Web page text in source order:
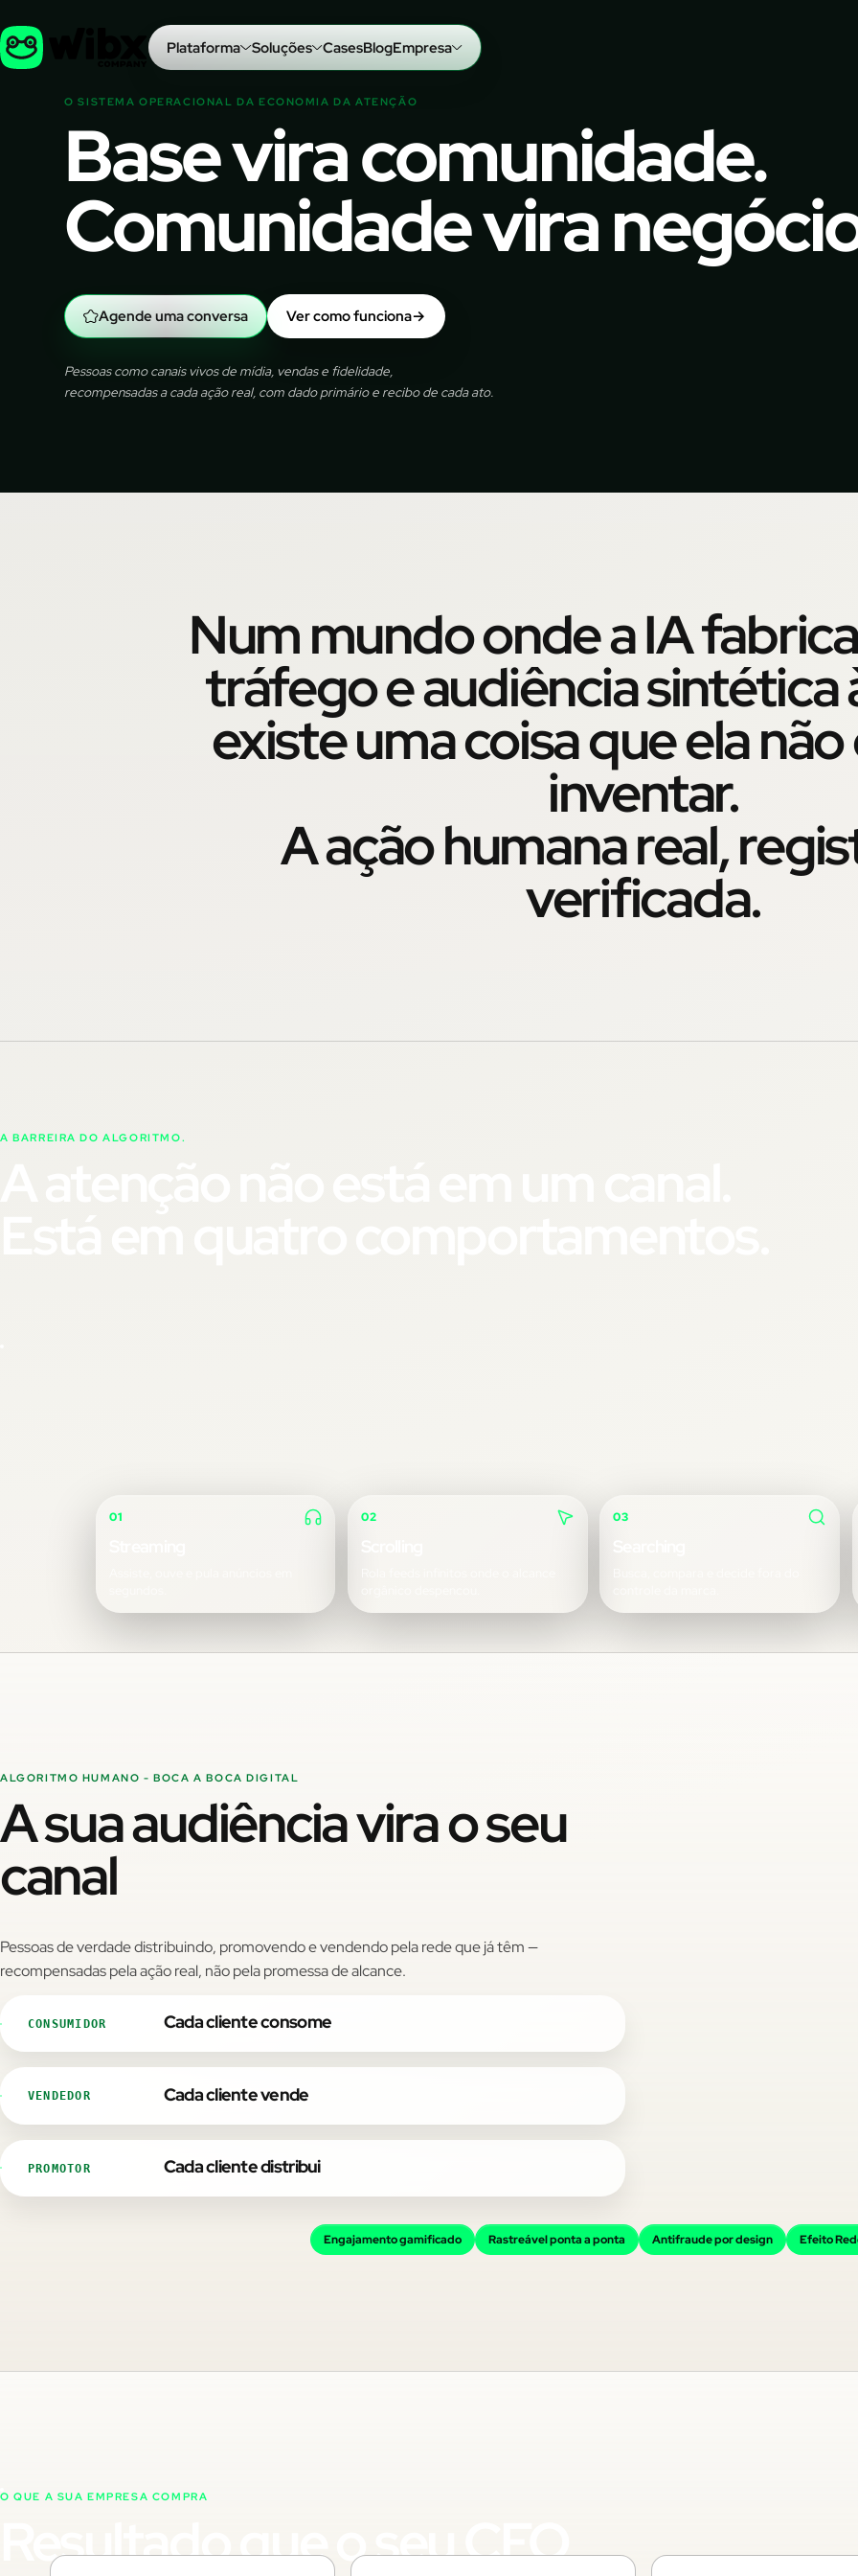
Plataforma Soluções CasesBlogEmpresa
O SISTEMA OPERACIONAL DA ECONOMIA DA ATENÇÃO
Base vira comunidade.
Comunidade vira
Agende uma conversa Ver como funciona→
Pessoas como canais vivos de mídia, vendas e fidelidade,
recompensadas a cada ação real, com dado primário e recibo de cada ato.
Num mundo onde a IA
tráfego e audiência sintética
existe uma coisa que ela
inventar.
A ação humana real,
verificada.
A BARREIRA DO ALGORITMO.
01 02 03
ALGORITMO HUMANO - BOCA A BOCA DIGITAL
A sua audiência vira o seu
canal
Pessoas de verdade distribuindo, promovendo e vendendo pela rede que já têm —
recompensadas pela ação real, não pela promessa de alcance.
CONSUMIDOR Cada cliente consome
VENDEDOR Cada cliente vende
PROMOTOR Cada cliente distribui
Engajamento gamificado Rastreável ponta a ponta Antifraude por design Efeito
O QUE A SUA EMPRESA COMPRA
Resultado que o seu CFO